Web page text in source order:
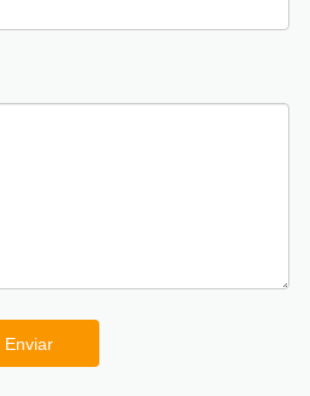
Enviar